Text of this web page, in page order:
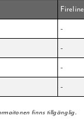
Fireline
-
-
-
-
finns tillgänglig.